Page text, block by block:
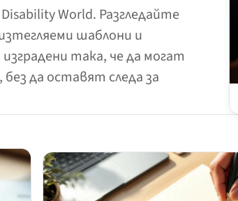
World. Разгледайте
шаблони и
така, че да могат
да оставят следа за